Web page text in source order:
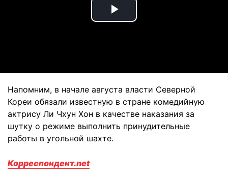
Play
Напомним, в начале августа власти Северной
Кореи обязали известную в стране комедийную
актрису Ли Чхун Хон в качестве наказания за
шутку о режиме выполнить принудительные
работы в угольной шахте.
Корреспондент.net